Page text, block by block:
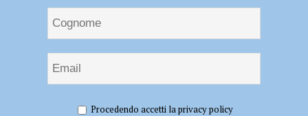
– Agata Campana (Bft Burzoni VO2 Team Pink) sfreccia
Procedendo accetti la privacy policy